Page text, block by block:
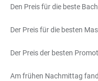
Den Preis für die beste
Der Preis für die besten
Der Preis der besten
Am frühen Nachmittag